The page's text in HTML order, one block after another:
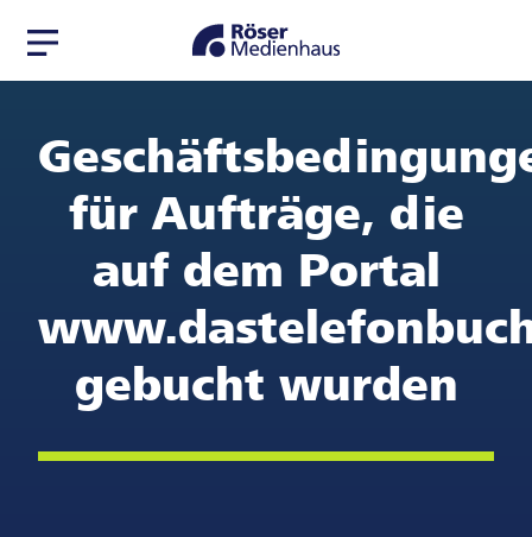
Navigation
Seiteninhalt
für Aufträge, die
auf dem Portal
gebucht wurden